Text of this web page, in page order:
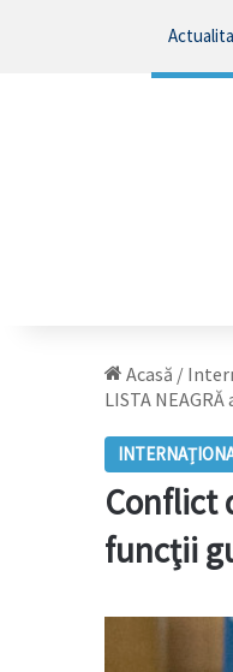
Acasă /
LISTA
Conflict
funcţii